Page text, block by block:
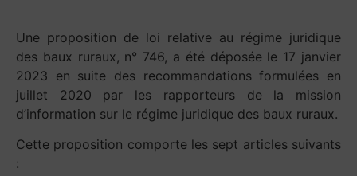
Une proposition de loi relative au régime juridique
des baux ruraux, n° 746, a été déposée le 17 janvier
2023 en suite des recommandations formulées en
juillet 2020 par les rapporteurs de la mission
d’information sur le régime juridique des baux ruraux.
Cette proposition comporte les sept articles suivants
: